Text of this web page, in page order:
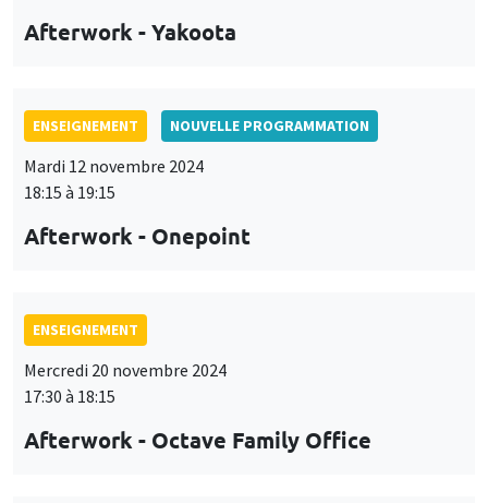
Afterwork - Yakoota
ENSEIGNEMENT NOUVELLE PROGRAMMATION
Mardi 12 novembre 2024
18:15 à 19:15
Afterwork - Onepoint
ENSEIGNEMENT
Mercredi 20 novembre 2024
17:30 à 18:15
Afterwork - Octave Family Office